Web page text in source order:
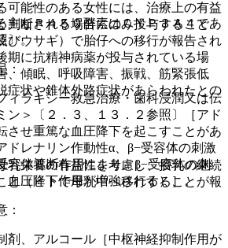
可能性のある女性には、治療上の有益
判断される場合にのみ投与すること
びウサギ）で胎仔への移行が報告され
期に抗精神病薬が投与されている場
、傾眠、呼吸障害、振戦、筋緊張低
症状や錐体外路症状があらわれたとの
乳栄養の有益性を考慮し、授乳の継続
と（ヒトで母乳中へ移行することが報
主なＰ４５０酵素はＣＹＰ３Ａ４であ
〕。
ィラキシー救急治療・歯科浸潤又は伝
ン＞〔２．３、１３．２参照〕［アド
させ重篤な血圧降下を起こすことがあ
ドレナリン作動性α、β−受容体の刺激
容体遮断作用により、β−受容体の刺
血圧降下作用が増強される）］。
：
、アルコール［中枢神経抑制作用が